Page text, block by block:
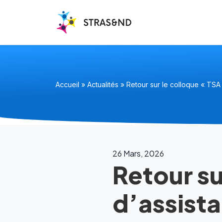
Accueil » Actualités » Retour sur le colloque «
Retour
26 Mars, 2026